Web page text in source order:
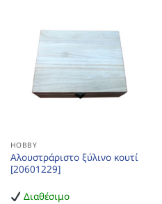
HOBBY
Αλουστράριστο ξύλινο κουτί
[20601229]
Διαθέσιμο